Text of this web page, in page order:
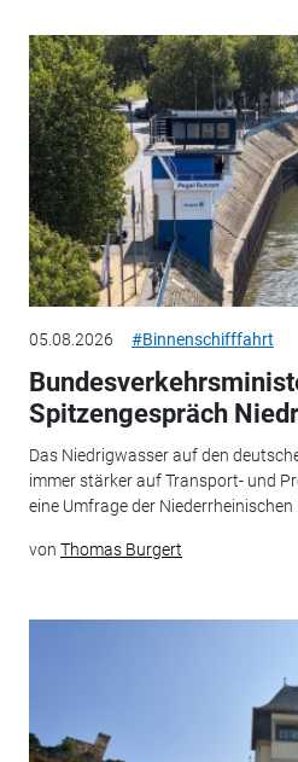
05.08.2026 #Binnenschifffahrt
Spitzengespräch
Das Niedrigwasser auf den
immer stärker auf Transport- und
eine Umfrage der Niederrheinischen
von Thomas Burgert